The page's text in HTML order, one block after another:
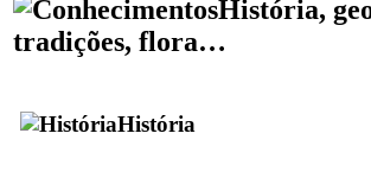
História,
tradições, flora…
História